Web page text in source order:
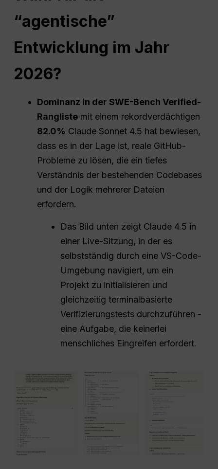
“agentische”
Entwicklung im Jahr
2026?
Dominanz in der SWE-Bench Verified-
Rangliste mit einem rekordverdächtigen
82.0% Claude Sonnet 4.5 hat bewiesen,
dass es in der Lage ist, reale GitHub-
Probleme zu lösen, die ein tiefes
Verständnis der bestehenden Codebases
und der Logik mehrerer Dateien
erfordern.
Das Bild unten zeigt Claude 4.5 in
einer Live-Sitzung, in der es
selbstständig durch eine VS-Code-
Umgebung navigiert, um ein
Projekt zu initialisieren und
gleichzeitig terminalbasierte
Verifizierungstests durchzuführen -
eine Aufgabe, die keinerlei
menschliches Eingreifen erfordert.